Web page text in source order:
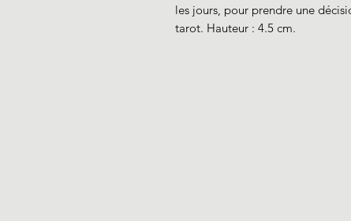
les jours, pour prendre une
tarot. Hauteur : 4.5 cm.